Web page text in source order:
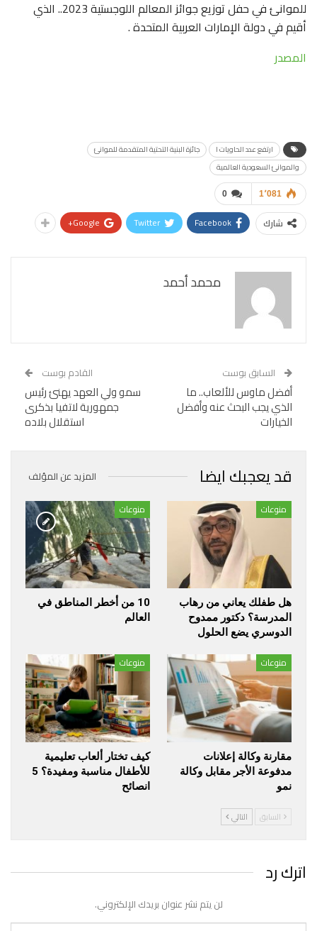
للموانئ في حفل توزيع جوائز المعالم اللوجستية 2023.. الذي
أقيم في دولة الإمارات العربية المتحدة .
المصدر
ارتفع عدد الحاويات ا
جائزة البنية التحتية المتقدمة للموانئ
والموانئ السعودية العالمية
0 1٬081
شارك Facebook
Twitter
Google+
محمد أحمد
السابق بوست
أفضل ماوس للألعاب.. ما
الذي يجب البحث عنه وأفضل
الخيارات
القادم بوست
سمو ولي العهد يهنئ رئيس
جمهورية لاتفيا بذكرى
استقلال بلاده
قد يعجبك ايضا المزيد عن المؤلف
منوعات
هل طفلك يعاني من رهاب
المدرسة؟ دكتور ممدوح
الدوسري يضع الحلول
منوعات
10 من أخطر المناطق في
العالم
منوعات
مقارنة وكالة إعلانات
مدفوعة الأجر مقابل وكالة
نمو
منوعات
كيف تختار ألعاب تعليمية
للأطفال مناسبة ومفيدة؟ 5
انصائح
السابق التالي
اترك رد
لن يتم نشر عنوان بريدك الإلكتروني.